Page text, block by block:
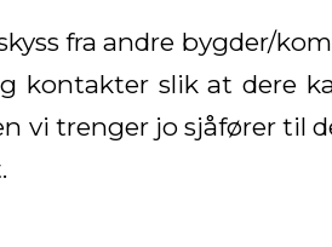
fra andre bygder/
kontakter slik at dere
vi trenger jo sjåfører til